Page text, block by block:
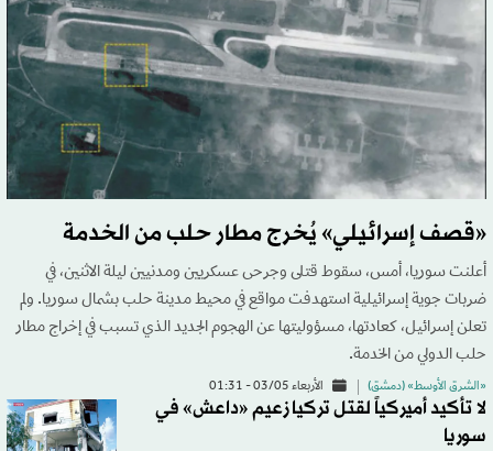
«قصف إسرائيلي» يُخرج مطار حلب من الخدمة
أعلنت سوريا، أمس، سقوط قتلى وجرحى عسكريين ومدنيين ليلة الاثنين، في
ضربات جوية إسرائيلية استهدفت مواقع في محيط مدينة حلب بشمال سوريا. ولم
تعلن إسرائيل، كعادتها، مسؤوليتها عن الهجوم الجديد الذي تسبب في إخراج مطار
حلب الدولي من الخدمة.
«الشرق الأوسط» (دمشق) الأربعاء 03/05 - 01:31
لا تأكيد أميركياً لقتل تركيا زعيم «داعش» في
سوريا